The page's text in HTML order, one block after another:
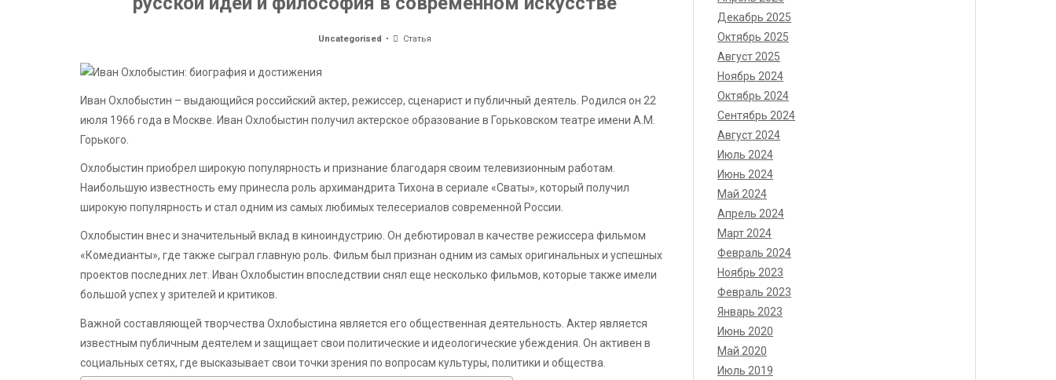
Uncategorised Статья
Иван Охлобыстин – выдающийся российский актер, режиссер, сценарист и публичный деятель. Родился он 22
июля 1966 года в Москве. Иван Охлобыстин получил актерское образование в Горьковском театре имени А.М.
Горького.
Охлобыстин приобрел широкую популярность и признание благодаря своим телевизионным работам.
Наибольшую известность ему принесла роль архимандрита Тихона в сериале «Сваты», который получил
широкую популярность и стал одним из самых любимых телесериалов современной России.
Охлобыстин внес и значительный вклад в киноиндустрию. Он дебютировал в качестве режиссера фильмом
«Комедианты», где также сыграл главную роль. Фильм был признан одним из самых оригинальных и успешных
проектов последних лет. Иван Охлобыстин впоследствии снял еще несколько фильмов, которые также имели
большой успех у зрителей и критиков.
Важной составляющей творчества Охлобыстина является его общественная деятельность. Актер является
известным публичным деятелем и защищает свои политические и идеологические убеждения. Он активен в
социальных сетях, где высказывает свои точки зрения по вопросам культуры, политики и общества.
Декабрь 2025
Октябрь 2025
Август 2025
Ноябрь 2024
Октябрь 2024
Сентябрь 2024
Август 2024
Июль 2024
Июнь 2024
Май 2024
Апрель 2024
Март 2024
Февраль 2024
Ноябрь 2023
Февраль 2023
Январь 2023
Июнь 2020
Май 2020
Июль 2019